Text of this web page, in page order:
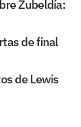
Zubeldía:
de final
de Lewis